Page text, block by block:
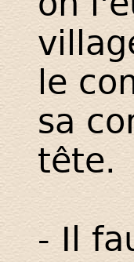
le
sa
tête.
- Il